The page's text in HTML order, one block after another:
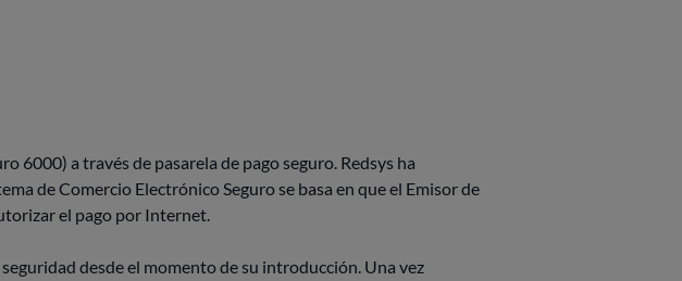
6000) a través de pasarela de pago seguro. Redsys ha
de Comercio Electrónico Seguro se basa en que el Emisor de
el pago por Internet.
desde el momento de su introducción. Una vez